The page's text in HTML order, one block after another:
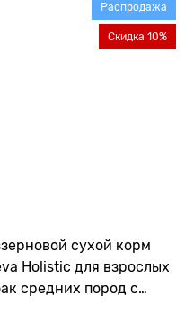
сухой корм
Holistic для взрослых
средних пород с
Распродажа
Скидка 10%